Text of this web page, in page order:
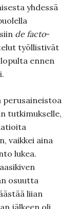
yhdessä
de facto-
työllistivät
ennen
tutkimukselle,
vaikkei aina
lukea.
osuutta
liian
jälkeen oli